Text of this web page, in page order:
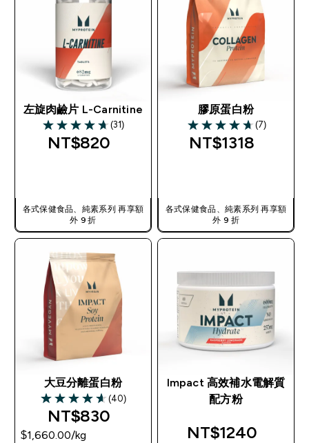
左旋肉鹼片 L-Carnitine
4.71 out of 5 stars
(31)
NT$820‎
各式保健食品、純素系列 再享額
外 9 折
膠原蛋白粉
4.71 out of 5 stars
(7)
NT$1318‎
各式保健食品、純素系列 再享額
外 9 折
大豆分離蛋白粉
4.63 out of 5 stars
(40)
NT$830‎
$1,660.00‎/kg
Impact 高效補水電解質
配方粉
NT$1240‎